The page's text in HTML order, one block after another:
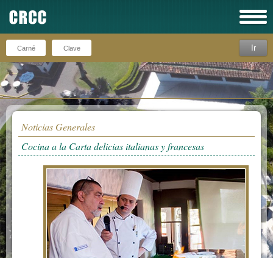
Recuérdeme
Ir
Noticias Generales
Cocina a la Carta delicias italianas y francesas